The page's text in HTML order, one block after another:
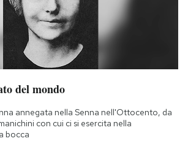
del mondo
annegata nella Senna nell'Ottocento, da
con cui ci si esercita nella
bocca